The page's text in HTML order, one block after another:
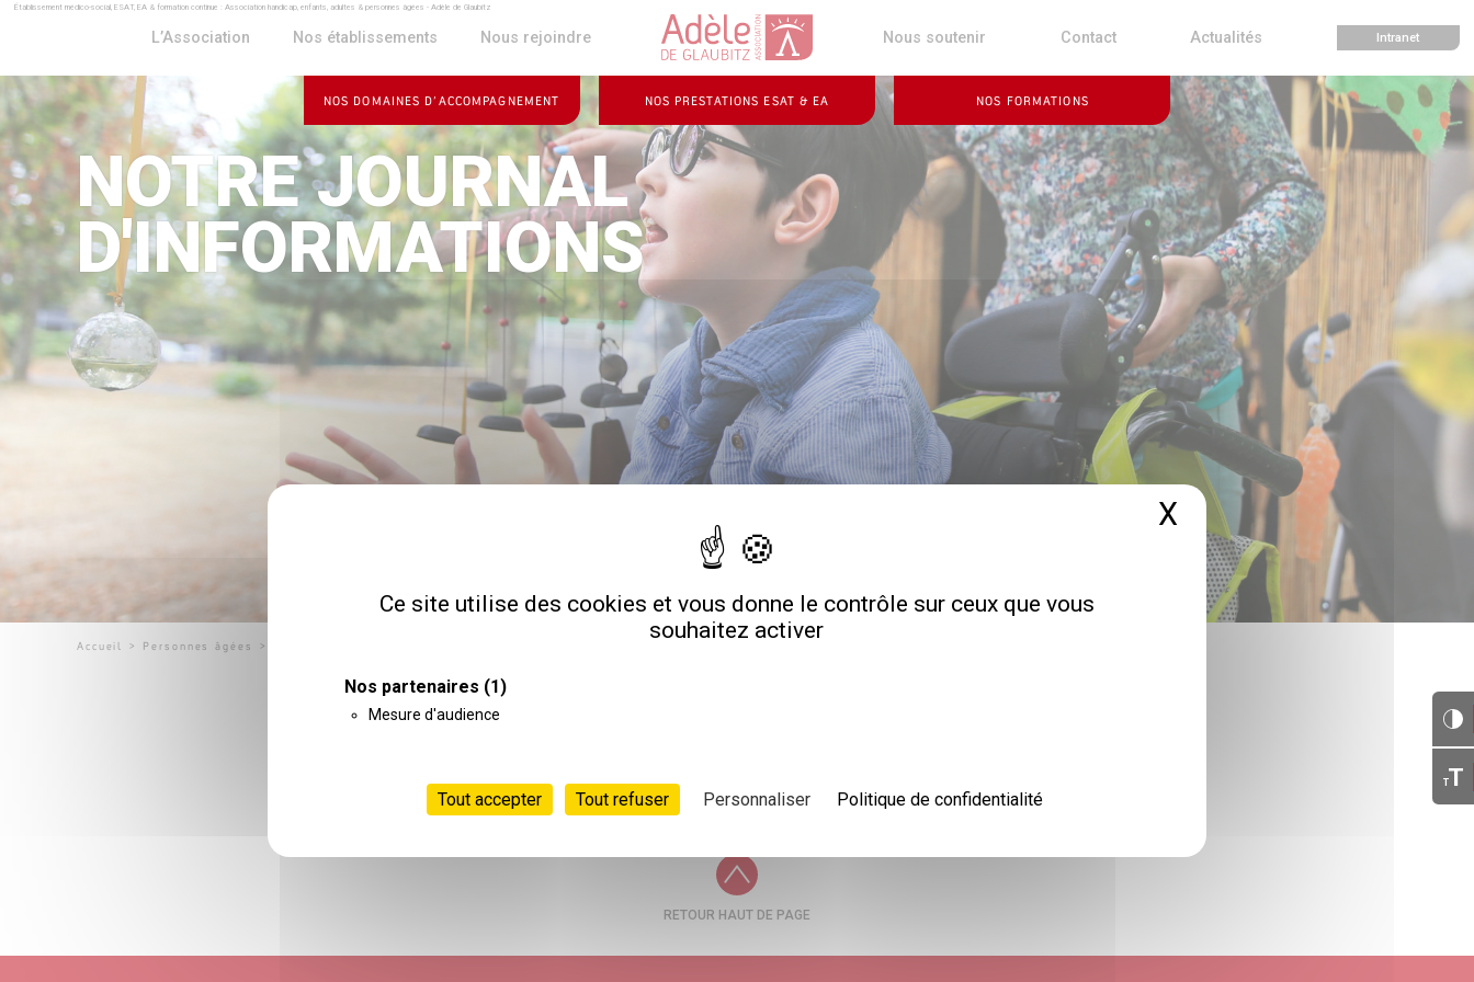
Panneau de gestion des cookies
Ce site utilise des cookies et vous donne le contrôle sur ceux que vous
souhaitez activer
Nos partenaires (1)
Mesure d'audience
Tout accepter Tout refuser Personnaliser Politique de confidentialité
X Masquer le
Établissement médico-social, ESAT, EA & formation continue : Association handicap, enfants, adultes & personnes âgées - Adèle de Glaubitz
TT
L’Association Nos établissements Nous rejoindre Nous soutenir Contact Actualités Intranet
NOS DOMAINES D’ACCOMPAGNEMENT NOS PRESTATIONS ESAT & EA NOS FORMATIONS
NOTRE JOURNAL
D'INFORMATIONS
Accueil > Personnes âgées >
des
publications
RETOUR HAUT DE PAGE